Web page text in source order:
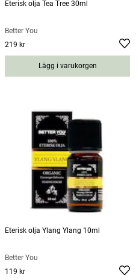
Eterisk olja Tea Tree 30ml
Better You
Pris:
219 kr
Lägg i varukorgen
Eterisk olja Ylang Ylang 10ml
Better You
Pris:
119 kr